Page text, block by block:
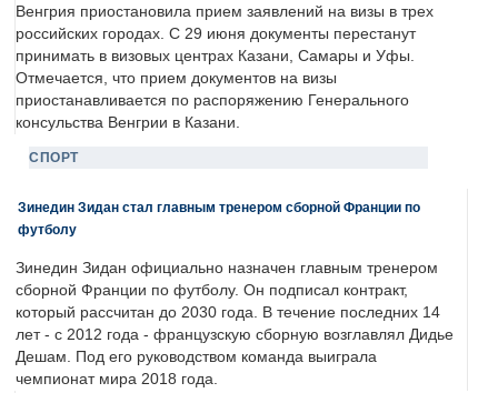
Венгрия приостановила прием заявлений на визы в трех
российских городах. С 29 июня документы перестанут
принимать в визовых центрах Казани, Самары и Уфы.
Отмечается, что прием документов на визы
приостанавливается по распоряжению Генерального
консульства Венгрии в Казани.
СПОРТ
Зинедин Зидан стал главным тренером сборной Франции по
футболу
Зинедин Зидан официально назначен главным тренером
сборной Франции по футболу. Он подписал контракт,
который рассчитан до 2030 года. В течение последних 14
лет - с 2012 года - французскую сборную возглавлял Дидье
Дешам. Под его руководством команда выиграла
чемпионат мира 2018 года.